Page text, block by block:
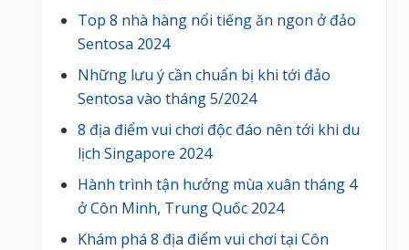
Top 8 nhà hàng nổi tiếng ăn ngon ở đảo
Sentosa 2024
Những lưu ý cần chuẩn bị khi tới đảo
Sentosa vào tháng 5/2024
8 địa điểm vui chơi độc đáo nên tới khi du
lịch Singapore 2024
Hành trình tận hưởng mùa xuân tháng 4
ở Côn Minh, Trung Quốc 2024
Khám phá 8 địa điểm vui chơi tại Côn